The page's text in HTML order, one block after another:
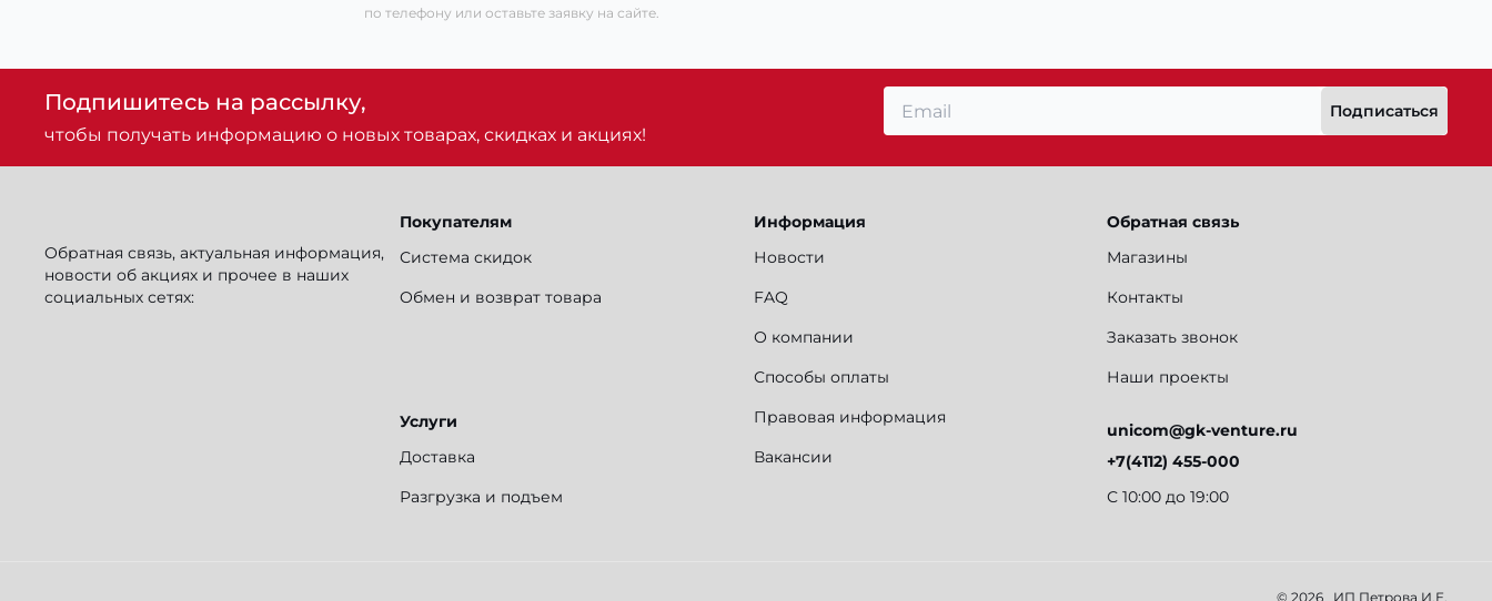
по телефону или оставьте заявку на сайте.
Подпишитесь на рассылку,
чтобы получать информацию о новых товарах, скидках и акциях!
Подписаться
Обратная связь, актуальная информация,
новости об акциях и прочее в наших
социальных сетях:
Покупателям
Система скидок
Обмен и возврат товара
Услуги
Доставка
Разгрузка и подъем
Информация
Новости
FAQ
О компании
Способы оплаты
Правовая информация
Вакансии
Обратная связь
Магазины
Контакты
Заказать звонок
Наши проекты
unicom@gk-venture.ru
+7(4112) 455-000
С 10:00 до 19:00
© 2026 ИП Петрова И.Е.